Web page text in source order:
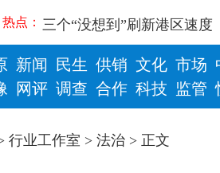
热点： 三个“没想到”刷新港区速度
336件（组）意大利文物在
河南省政协十三届常委会第
习近平对防汛救灾工作作出
郑州、济南、青岛三城联合
省政协十三届常委会第二十
新闻
网评
民生
调查
供销
合作
文化
科技
市场
监管
行业工作室 >法治 > 正文